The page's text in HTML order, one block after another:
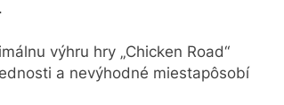
výhru hry „Chicken Road“
a nevýhodné miestapôsobí